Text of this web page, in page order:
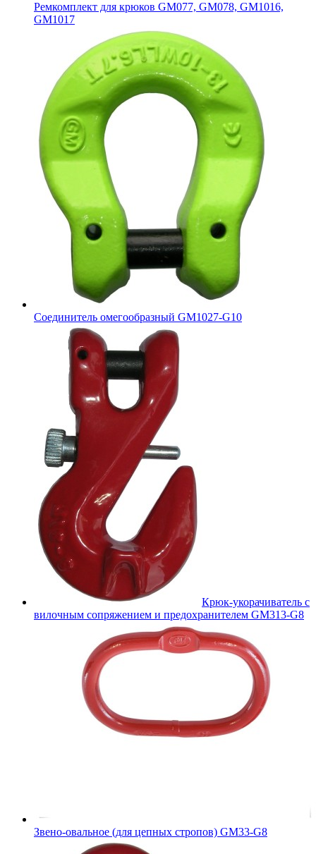
Ремкомплект для крюков GM077, GM078, GM1016,
GM1017
Соединитель омегообразный GM1027-G10
Крюк-укорачиватель с
вилочным сопряжением и предохранителем GM313-G8
Звено-овальное (для цепных стропов) GM33-G8